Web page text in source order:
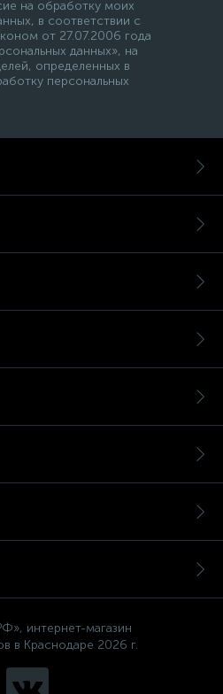
на обработку моих
в соответствии с
от 27.07.2006 года
данных», на
определенных в
персональных
интернет-магазин
в Краснодаре 2026 г.